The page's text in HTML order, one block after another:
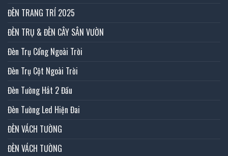
ĐÈN TRANG TRÍ 2025
ĐÈN TRỤ & ĐÈN CÂY SÂN VƯỜN
Đèn Trụ Cổng Ngoài Trời
Đèn Trụ Cột Ngoài Trời
Đèn Tường Hắt 2 Đầu
Đèn Tường Led Hiện Đai
ĐÈN VÁCH TƯỜNG
ĐÈN VÁCH TƯỜNG